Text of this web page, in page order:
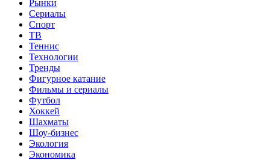
Рынки
Сериалы
Спорт
ТВ
Теннис
Технологии
Тренды
Фигурное катание
Фильмы и сериалы
Футбол
Хоккей
Шахматы
Шоу-бизнес
Экология
Экономика